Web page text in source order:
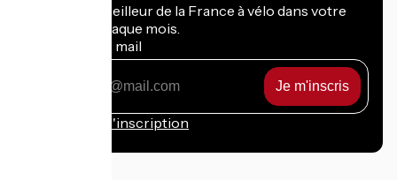
Recevez le meilleur de la France à vélo dans votre
boîte mail chaque mois.
Mon adresse mail
Conditions d'inscription